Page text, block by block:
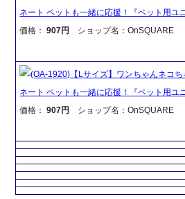
ネート ペットも一緒に応援！『ペット用ユ
価格：907円 ショップ名：OnSQUARE
(OA-1920)【Lサイズ】ワンちゃんネコ
ネート ペットも一緒に応援！『ペット用ユ
価格：907円 ショップ名：OnSQUARE